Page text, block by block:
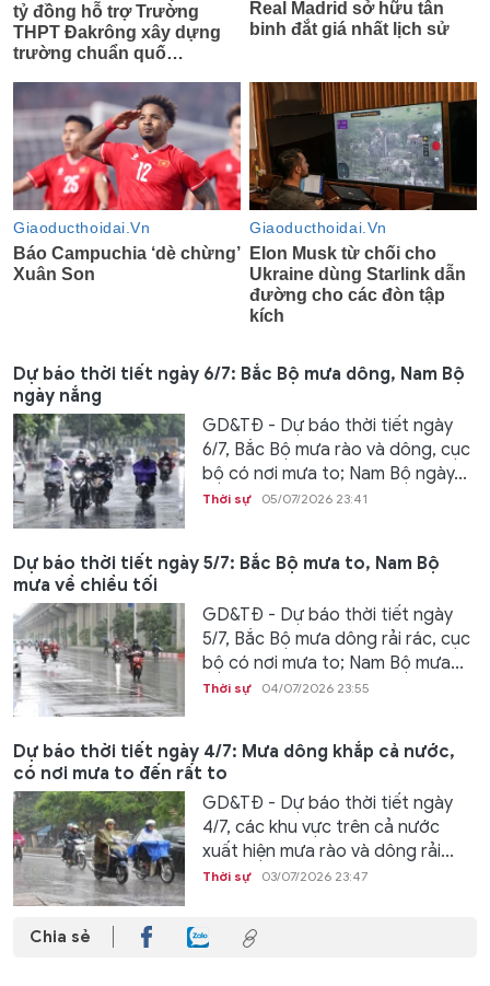
Dự báo thời tiết ngày 6/7: Bắc Bộ mưa dông, Nam Bộ
ngày nắng
GD&TĐ - Dự báo thời tiết ngày
6/7, Bắc Bộ mưa rào và dông, cục
bộ có nơi mưa to; Nam Bộ ngày...
Thời sự 05/07/2026 23:41
Dự báo thời tiết ngày 5/7: Bắc Bộ mưa to, Nam Bộ
mưa về chiều tối
GD&TĐ - Dự báo thời tiết ngày
5/7, Bắc Bộ mưa dông rải rác, cục
bộ có nơi mưa to; Nam Bộ mưa...
Thời sự 04/07/2026 23:55
Dự báo thời tiết ngày 4/7: Mưa dông khắp cả nước,
có nơi mưa to đến rất to
GD&TĐ - Dự báo thời tiết ngày
4/7, các khu vực trên cả nước
xuất hiện mưa rào và dông rải...
Thời sự 03/07/2026 23:47
Chia sẻ